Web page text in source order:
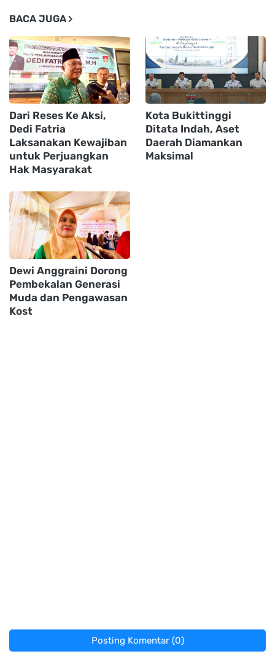
BACA JUGA
Dari Reses Ke Aksi,
Dedi Fatria
Laksanakan Kewajiban
untuk Perjuangkan
Hak Masyarakat
Kota Bukittinggi
Ditata Indah, Aset
Daerah Diamankan
Maksimal
Dewi Anggraini Dorong
Pembekalan Generasi
Muda dan Pengawasan
Kost
Posting Komentar (0)